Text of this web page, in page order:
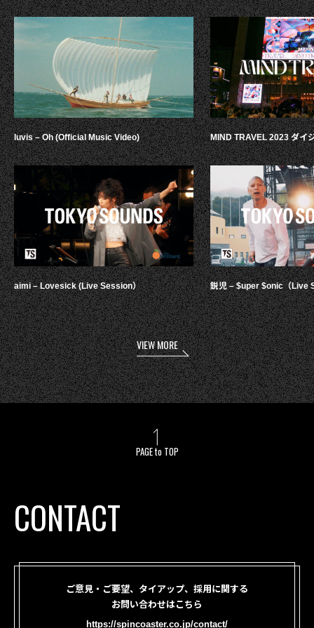
luvis – Oh (Official Music Video)
aimi – Lovesick (Live Session）
MIND TRAVEL 2023 ダイ
鋭児 – $uper $onic（Live
VIEW MORE
PAGE to TOP
CONTACT
ご意見・ご要望、タイアップ、採用に関する
お問い合わせはこちら
https://spincoaster.co.jp/contact/